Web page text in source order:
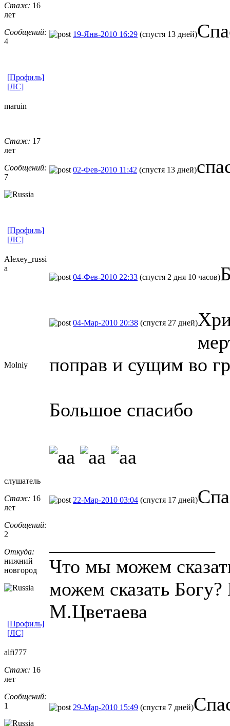
Стаж: 16
лет
Сообщений:
4
19-Янв-2010 16:29 (спустя 13 дней)
[Профиль]
[ЛС]
maruin
Стаж: 17
лет
Сообщений:
7
02-Фев-2010 11:42 (спустя 13 дней)
[Профиль]
[ЛС]
Alexey_russi
a
04-Фев-2010 22:33 (спустя 2 дня 10 часов)
Molniy
04-Мар-2010 20:38 (спустя 27 дней)
поправ и сущим во
Большое спасибо
слушатель
Стаж: 16
лет
Сообщений:
2
Откуда:
нижний
новгород
22-Мар-2010 03:04 (спустя 17 дней)
Что мы можем
можем сказать Богу?
М.Цветаева
[Профиль]
[ЛС]
alfi777
Стаж: 16
лет
Сообщений:
1
29-Мар-2010 15:49 (спустя 7 дней)